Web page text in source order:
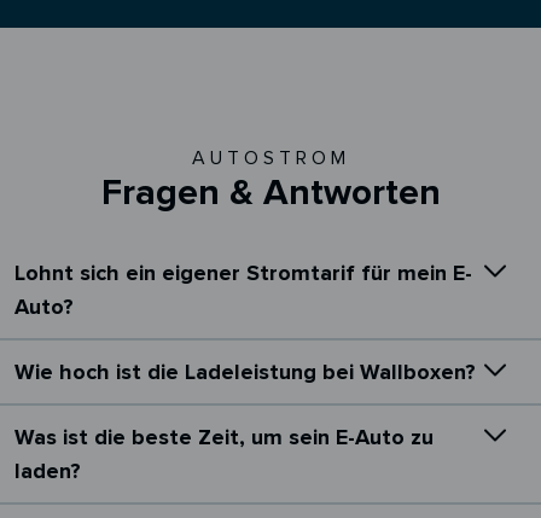
AUTOSTROM
Fragen & Antworten
Lohnt sich ein eigener Stromtarif für mein E-
Auto?
Wie hoch ist die Ladeleistung bei Wallboxen?
Was ist die beste Zeit, um sein E-Auto zu
laden?